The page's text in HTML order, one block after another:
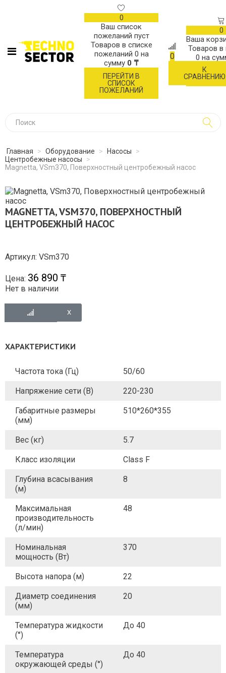
0
Ваш список
пожеланий пуст
Товаров в списке
пожеланий 0 на
сумму 0 ₸
ПЕРЕЙТИ В
СПИСОК
ПОЖЕЛАНИЙ
0
К
СРАВНЕНИЮ
0
Ваша
Товаров в
0 на
Главная > Оборудование > Насосы
>
Центробежные насосы
>
Magnetta, VSm370, Поверхностный центробежный насос
MAGNETTA, VSM370, ПОВЕРХНОСТНЫЙ
ЦЕНТРОБЕЖНЫЙ НАСОС
Артикул: VSm370
Цена: 36 890 ₸
Нет в наличии
ХАРАКТЕРИСТИКИ
Частота тока (Гц) 50/60
Напряжение сети (В) 220-230
Габаритные размеры
(мм)
510*260*355
Вес (кг) 5.7
Класс изоляции Class F
Глубина всасывания
(м)
8
Максимальная
производительность
(л/мин)
48
Номинальная
мощность (Вт)
370
Высота напора (м) 22
Диаметр соединения
(мм)
20
Температура жидкости
(°)
До 40
Температура
окружающей среды (°)
До 40